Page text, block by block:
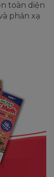
toàn diện
phản xạ